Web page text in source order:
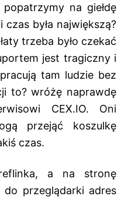
na giełdę
była największą?
trzeba było czekać
jest tragiczny i
tam ludzie bez
to? wróżę naprawdę
CEX.IO. Oni
przejąć koszulkę
czas.
a na stronę
do przeglądarki adres